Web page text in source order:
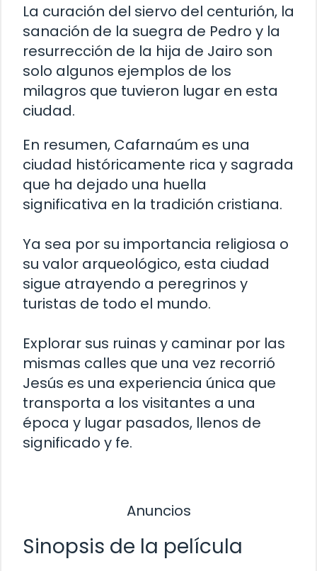
La curación del siervo del centurión, la
sanación de la suegra de Pedro y la
resurrección de la hija de Jairo son
solo algunos ejemplos de los
milagros que tuvieron lugar en esta
ciudad.
En resumen, Cafarnaúm es una
ciudad históricamente rica y sagrada
que ha dejado una huella
significativa en la tradición cristiana.
Ya sea por su importancia religiosa o
su valor arqueológico, esta ciudad
sigue atrayendo a peregrinos y
turistas de todo el mundo.
Explorar sus ruinas y caminar por las
mismas calles que una vez recorrió
Jesús es una experiencia única que
transporta a los visitantes a una
época y lugar pasados, llenos de
significado y fe.
Anuncios
Sinopsis de la película